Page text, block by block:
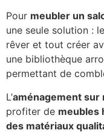
Pour meubler un
une seule solution : le
rêver et tout créer
une bibliothèque
permettant de
L’aménagement sur
profiter de meubles
des matériaux